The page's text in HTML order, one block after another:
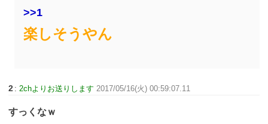
>>1
楽しそうやん
2 :2chよりお送りします 2017/05/16(火) 00:59:07.11
すっくなｗ